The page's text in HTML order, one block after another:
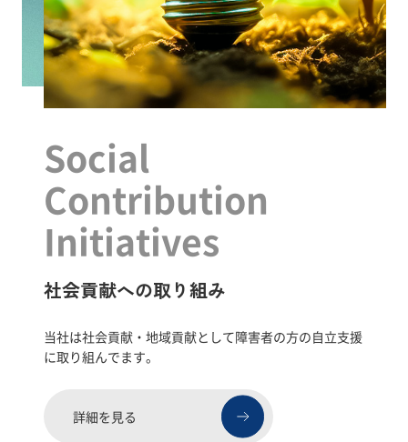
Social
Contribution
Initiatives
社会貢献への取り組み
当社は社会貢献・地域貢献として障害者の方の自立支援
に取り組んでます。
詳細を見る